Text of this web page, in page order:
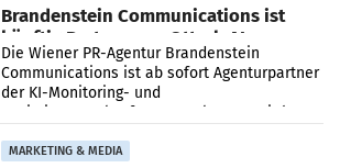
Brandenstein Communications ist
künftig Partner von OtterlyAI
Die Wiener PR-Agentur Brandenstein
Communications ist ab sofort Agenturpartner
der KI-Monitoring- und
Optimierungsplattform OtterlyAI. Damit baut
MARKETING & MEDIA